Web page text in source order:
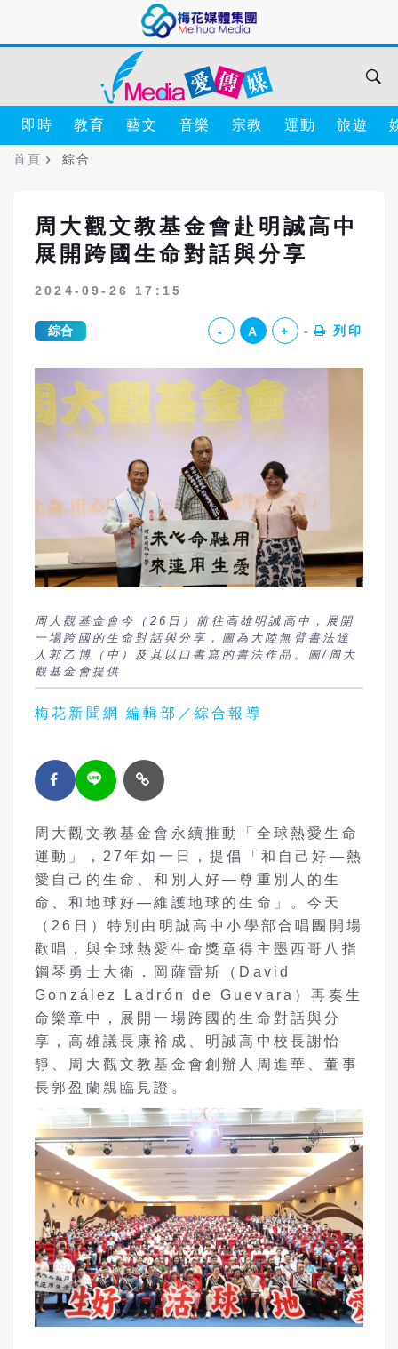
即時 教育 藝文 音樂 宗教 運動 旅遊
首頁 綜合
周大觀文教基金會赴明誠高中
展開跨國生命對話與分享
2024-09-26 17:15
綜合 - A + 列印
周大觀基金會今（26日）前往高雄明誠高中，展開
一場跨國的生命對話與分享，圖為大陸無臂書法達
人郭乙博（中）及其以口書寫的書法作品。圖/周大
觀基金會提供
梅花新聞網 編輯部／綜合報導
周大觀文教基金會永續推動「全球熱愛生命
運動」，27年如一日，提倡「和自己好—熱
愛自己的生命、和別人好—尊重別人的生
命、和地球好—維護地球的生命」。今天
（26日）特別由明誠高中小學部合唱團開場
歡唱，與全球熱愛生命獎章得主墨西哥八指
鋼琴勇士大衛．岡薩雷斯（David
González Ladrón de Guevara）再奏生
命樂章中，展開一場跨國的生命對話與分
享，高雄議長康裕成、明誠高中校長謝怡
靜、周大觀文教基金會創辦人周進華、董事
長郭盈蘭親臨見證。